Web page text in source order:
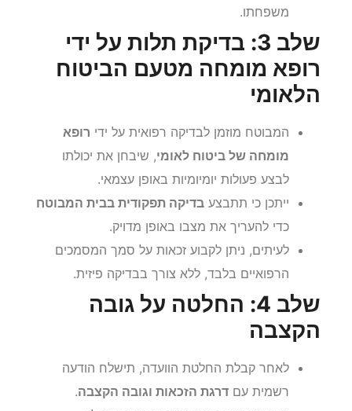
משפחתו.
שלב 3: בדיקת תלות על ידי
רופא מומחה מטעם הביטוח
הלאומי
המבוטח מוזמן לבדיקה רפואית על ידי רופא
מומחה של ביטוח לאומי, שיבחן את יכולתו
לבצע פעולות יומיומיות באופן עצמאי.
ייתכן כי תתבצע בדיקה תפקודית בבית המבוטח
כדי להעריך את מצבו באופן מדויק.
לעיתים, ניתן לקבוע זכאות על סמך המסמכים
הרפואיים בלבד, ללא צורך בבדיקה פיזית.
שלב 4: החלטה על גובה
הקצבה
לאחר קבלת החלטת הוועדה, תישלח הודעה
רשמית עם דרגת הזכאות וגובה הקצבה.